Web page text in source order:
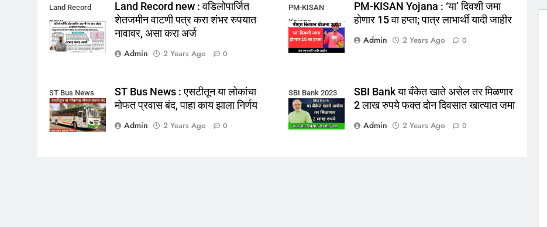
Land Record
new
Land Record new : वडिलोपार्जित
शेतजमीन वाटणी पत्र करा शंभर रुपयात
नावावर, असा करा अर्ज
Admin
2 Years Ago 0
PM-KISAN
Yojana
PM-KISAN Yojana : ‘या’ दिवशी जमा
होणार 15 वा हप्ता; पात्र लाभार्थी यादी जाहीर
Admin
2 Years Ago 0
ST Bus News
ST Bus News : एसटीतून या लोकांचा
मोफत प्रवास बंद, पाहा काय झाला निर्णय
Admin
2 Years Ago 0
SBI Bank 2023
SBI Bank या बँकेत खाते असेल तर मिळणार
2 लाख रुपये फक्त दोन दिवसात खात्यात जमा
Admin
2 Years Ago 0